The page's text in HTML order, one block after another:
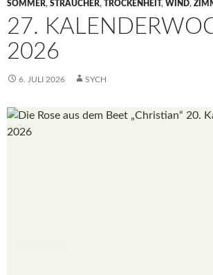
SOMMER, STRÄUCHER, TROCKENHEIT, WIND,
27.
2026
6. JULI 2026 SYCH